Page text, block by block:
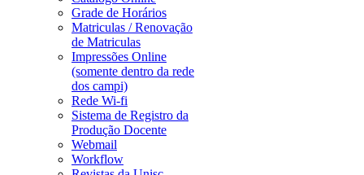
Grade de Horários
Matriculas / Renovação
de Matriculas
Impressões Online
(somente dentro da rede
dos campi)
Rede Wi-fi
Sistema de Registro da
Produção Docente
Webmail
Workflow